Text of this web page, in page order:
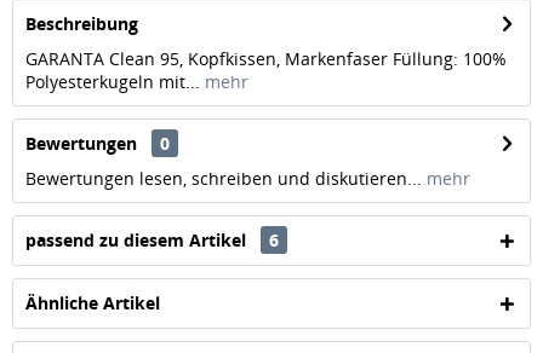
Beschreibung
GARANTA Clean 95, Kopfkissen, Markenfaser Füllung: 100%
Polyesterkugeln mit... mehr
Bewertungen
0
Bewertungen lesen, schreiben und diskutieren... mehr
passend zu diesem Artikel 6
Ähnliche Artikel